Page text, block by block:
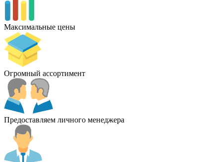
Максимальные цены
Огромный ассортимент
Предоставляем личного менеджера